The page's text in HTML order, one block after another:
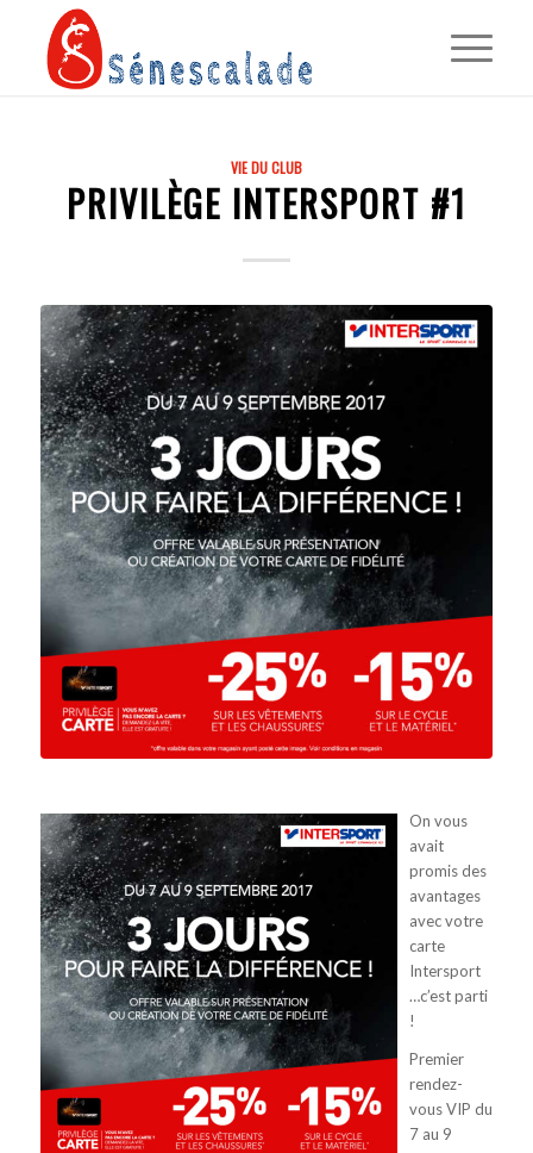
VIE DU CLUB
PRIVILÈGE INTERSPORT #1
On vous
avait
promis des
avantages
avec votre
carte
Intersport
…c’est parti
!
Premier
rendez-
vous VIP du
7 au 9